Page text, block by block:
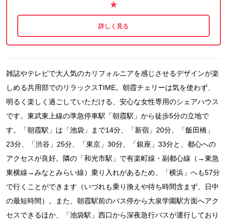
★
雑誌やテレビで大人気のカリフォルニアを感じさせるデザインが楽
しめる共用部でのリラックスTIME。朝霞チェリーは気を使わず、
明るく楽しく過ごしていただける、安心な女性専用のシェアハウス
です。東武東上線の準急停車駅「朝霞駅」から徒歩5分の立地で
す。「朝霞駅」は「池袋」まで14分、「新宿」20分、「飯田橋」
23分、「渋谷」25分、「東京」30分、「銀座」33分と、都心への
アクセスが良好。隣の「和光市駅」で有楽町線・副都心線（→東急
東横線→みなとみらい線）乗り入れがあるため、「横浜」へも57分
で行くことができます（いづれも乗り換えや待ち時間含まず、日中
の最短時間）。また、朝霞駅前のバス停から大泉学園駅方面へアク
セスできるほか、「池袋駅」西口から深夜急行バスが運行しており